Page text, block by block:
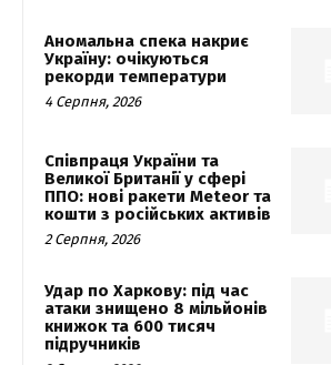
Аномальна спека накриє
Україну: очікуються
рекорди температури
4 Серпня, 2026
Співпраця України та
Великої Британії у сфері
ППО: нові ракети Meteor та
кошти з російських активів
2 Серпня, 2026
Удар по Харкову: під час
атаки знищено 8 мільйонів
книжок та 600 тисяч
підручників